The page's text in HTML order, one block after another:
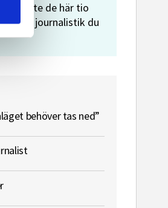
du inte de här tio
inte journalistik du
behöver tas ned”